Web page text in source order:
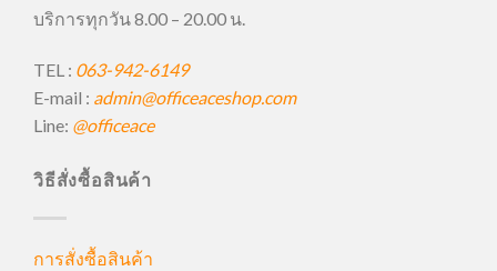
บริการทุกวัน 8.00 – 20.00 น.
TEL : 063-942-6149
E-mail : admin@officeaceshop.com
Line: @officeace
วิธีสั่งซื้อสินค้า
การสั่งซื้อสินค้า